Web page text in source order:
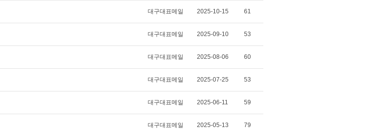
대구대표메일 2025-10-15 61
대구대표메일 2025-09-10 53
대구대표메일 2025-08-06 60
대구대표메일 2025-07-25 53
대구대표메일 2025-06-11 59
대구대표메일 2025-05-13 79